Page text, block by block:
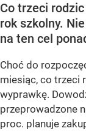
Co trzeci
rok szkolny.
na ten cel
Choć do
miesiąc, co trzeci
wyprawkę.
przeprowadzone
proc. planuje